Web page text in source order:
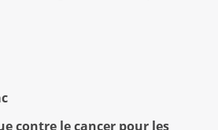
contre le cancer pour les